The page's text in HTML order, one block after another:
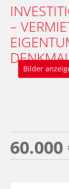
–
Bilder
60.000